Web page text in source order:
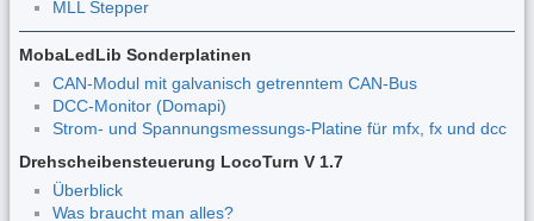
MLL Stepper
MobaLedLib Sonderplatinen
CAN-Modul mit galvanisch getrenntem CAN-Bus
DCC-Monitor (Domapi)
Strom- und Spannungsmessungs-Platine für mfx, fx und dcc
Drehscheibensteuerung LocoTurn V 1.7
Überblick
Was braucht man alles?